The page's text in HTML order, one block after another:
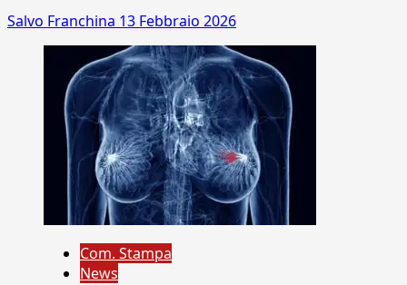
Salvo Franchina 13 Febbraio 2026
Com. Stampa
News